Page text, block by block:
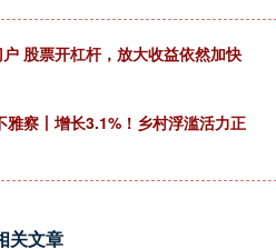
股票开杠杆，放大收益依然加快
雅察丨增长3.1%！乡村浮滥活力正
关文章